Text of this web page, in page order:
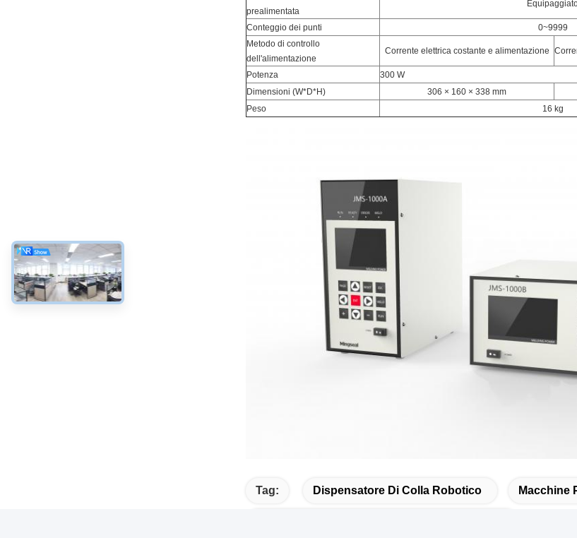
prealimentata
Conteggio dei punti
0~9999
Metodo di controllo
dell'alimentazione
Corrente elettrica costante e alimentazione
Potenza
300 W
Dimensioni (W*D*H)
306 × 160 × 338 mm
Peso
16 kg
Tag: Dispensatore Di Colla Robotico Macchine